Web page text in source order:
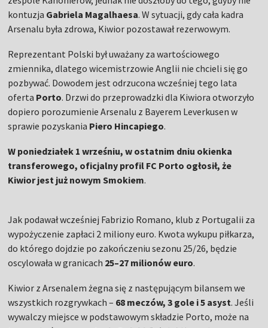
kontuzja Gabriela Magalhaesa. W sytuacji, gdy cała kadra
Arsenalu była zdrowa, Kiwior pozostawał rezerwowym.
Reprezentant Polski był uważany za wartościowego
zmiennika, dlatego wicemistrzowie Anglii nie chcieli się go
pozbywać. Dowodem jest odrzucona wcześniej tego lata
oferta Porto. Drzwi do przeprowadzki dla Kiwiora otworzyło
dopiero porozumienie Arsenalu z Bayerem Leverkusen w
sprawie pozyskania Piero Hincapiego.
W poniedziałek 1 wrześniu, w ostatnim dniu okienka
transferowego, oficjalny profil FC Porto ogłosił, że
Kiwior jest już nowym Smokiem.
Jak podawał wcześniej Fabrizio Romano, klub z Portugalii za
wypożyczenie zapłaci 2 miliony euro. Kwota wykupu piłkarza,
do którego dojdzie po zakończeniu sezonu 25/26, będzie
oscylowała w granicach 25–27 milionów euro.
Kiwior z Arsenalem żegna się z następującym bilansem we
wszystkich rozgrywkach – 68 meczów, 3 gole i 5 asyst. Jeśli
wywalczy miejsce w podstawowym składzie Porto, może na